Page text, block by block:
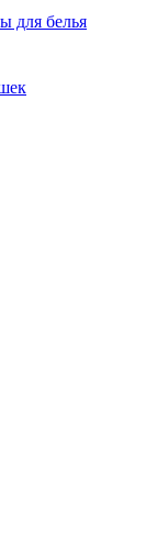
для белья